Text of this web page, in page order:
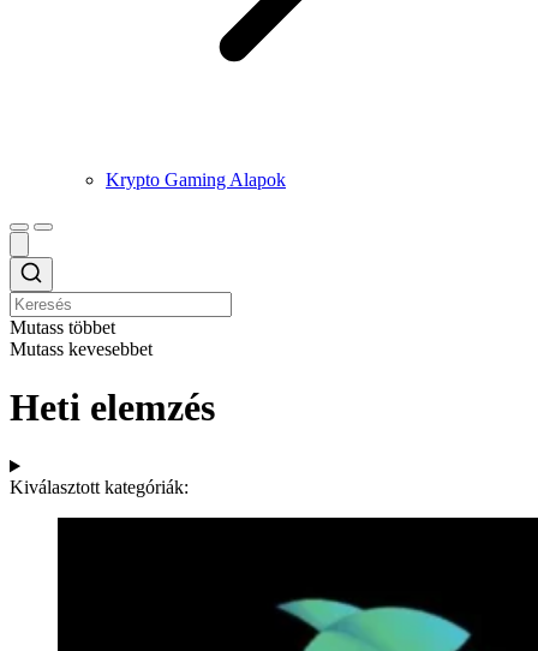
Krypto Gaming Alapok
Mutass többet
Mutass kevesebbet
Heti elemzés
Kiválasztott kategóriák: